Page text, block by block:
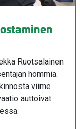
Ruotsalainen
hommia.
viime
auttoivat